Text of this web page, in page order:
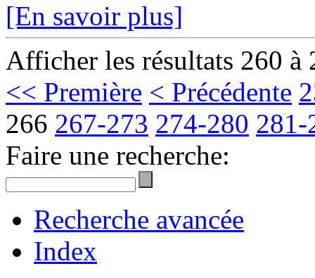
[En savoir plus]
Afficher les résultats 260 à
<< Première < Précédente
266 267-273 274-280 281-
Faire une recherche:
Recherche avancée
Index